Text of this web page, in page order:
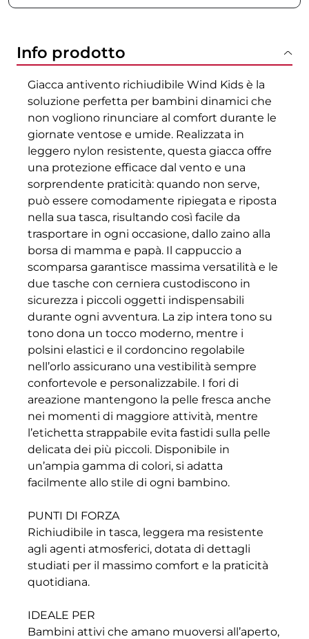
Info prodotto
Giacca antivento richiudibile Wind Kids è la
soluzione perfetta per bambini dinamici che
non vogliono rinunciare al comfort durante le
giornate ventose e umide. Realizzata in
leggero nylon resistente, questa giacca offre
una protezione efficace dal vento e una
sorprendente praticità: quando non serve,
può essere comodamente ripiegata e riposta
nella sua tasca, risultando così facile da
trasportare in ogni occasione, dallo zaino alla
borsa di mamma e papà. Il cappuccio a
scomparsa garantisce massima versatilità e le
due tasche con cerniera custodiscono in
sicurezza i piccoli oggetti indispensabili
durante ogni avventura. La zip intera tono su
tono dona un tocco moderno, mentre i
polsini elastici e il cordoncino regolabile
nell’orlo assicurano una vestibilità sempre
confortevole e personalizzabile. I fori di
areazione mantengono la pelle fresca anche
nei momenti di maggiore attività, mentre
l’etichetta strappabile evita fastidi sulla pelle
delicata dei più piccoli. Disponibile in
un’ampia gamma di colori, si adatta
facilmente allo stile di ogni bambino.
PUNTI DI FORZA
Richiudibile in tasca, leggera ma resistente
agli agenti atmosferici, dotata di dettagli
studiati per il massimo comfort e la praticità
quotidiana.
IDEALE PER
Bambini attivi che amano muoversi all’aperto,